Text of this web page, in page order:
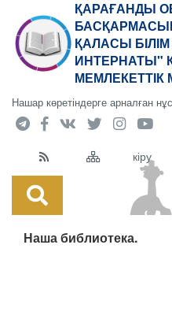
ҚАРАҒАНДЫ
ҚАЛАСЫ
ИНТЕРНАТЫ"
МЕМЛЕКЕТТІК
Нашар көретіндерге арналған
кіру
Наша библиотека.